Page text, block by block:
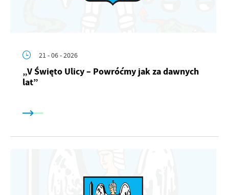
21 - 06 - 2026
„V Święto Ulicy – Powróćmy jak za dawnych
lat”